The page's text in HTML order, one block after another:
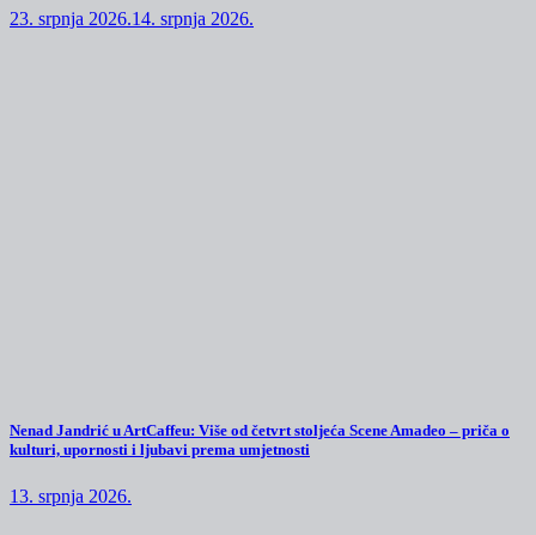
23. srpnja 2026.14. srpnja 2026.
Nenad Jandrić u ArtCaffeu: Više od četvrt stoljeća Scene Amadeo – priča o
kulturi, upornosti i ljubavi prema umjetnosti
13. srpnja 2026.